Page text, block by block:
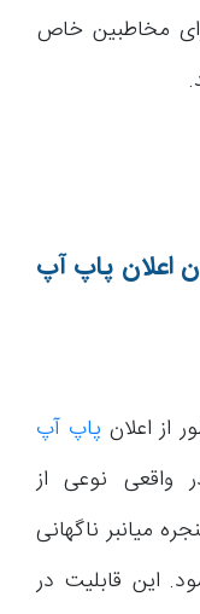
مخاطبین خاص
اعلان پاپ آپ
از اعلان پاپ آپ
واقعی نوعی از
میانبر ناگهانی
این قابلیت در